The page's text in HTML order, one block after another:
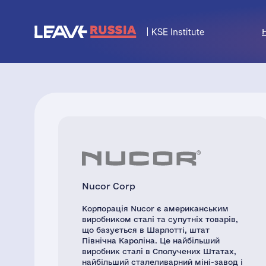
Nucor Corp
Корпорація Nucor є американським
виробником сталі та супутніх товарів,
що базується в Шарлотті, штат
Північна Кароліна. Це найбільший
виробник сталі в Сполучених Штатах,
найбільший сталеливарний міні-завод і